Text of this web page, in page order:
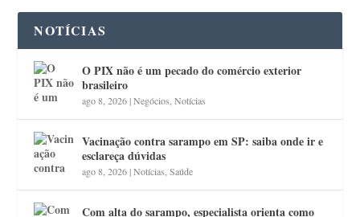
NOTÍCIAS
O PIX não é um pecado do comércio exterior
brasileiro
ago 8, 2026|Negócios ,Notícias
Vacinação contra sarampo em SP: saiba onde ir e
esclareça dúvidas
ago 8, 2026|Notícias ,Saúde
Com alta do sarampo, especialista orienta como